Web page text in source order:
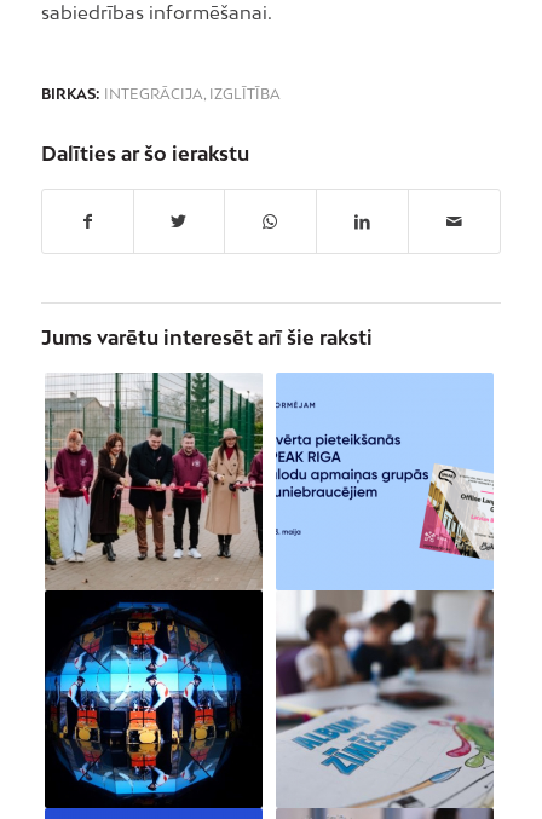
sabiedrības informēšanai.
BIRKAS: INTEGRĀCIJA, IZGLĪTĪBA
Dalīties ar šo ierakstu
Jums varētu interesēt arī šie raksti